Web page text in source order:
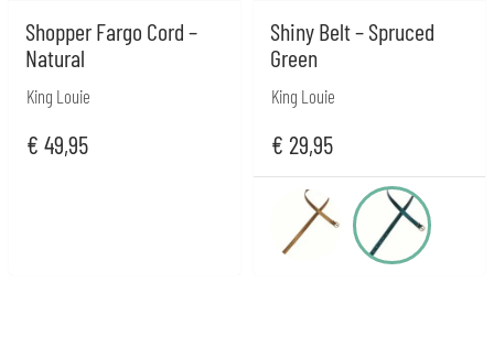
Shopper Fargo Cord –
Natural
King Louie
€ 49,95
Shiny Belt – Spruced
Green
King Louie
€ 29,95